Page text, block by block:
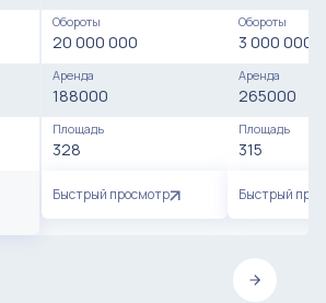
Обороты
20 000 000
Аренда
188000
Площадь
328
Быстрый просмотр
Обороты
3 000 000
Аренда
265000
Площадь
315
Быстрый